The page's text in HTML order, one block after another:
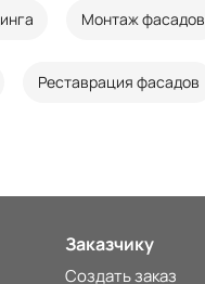
Монтаж фасадов
Реставрация фасадов
Заказчику
Создать заказ